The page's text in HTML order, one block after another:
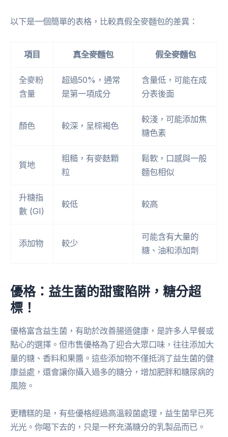
以下是一個簡單的表格，比較真假全麥麵包的差異：
項目 真全麥麵包 假全麥麵包
全麥粉
含量
超過50%，通常
是第一項成分
含量低，可能在成
分表後面
顏色 較深，呈棕褐色
較淺，可能添加焦
糖色素
質地
粗糙，有麥麩顆
粒
鬆軟，口感與一般
麵包相似
升糖指
數 (GI)
較低 較高
添加物 較少
可能含有大量的
糖、油和添加劑
優格：益生菌的甜蜜陷阱，糖分超
標！
優格富含益生菌，有助於改善腸道健康，是許多人早餐或
點心的選擇。但市售優格為了迎合大眾口味，往往添加大
量的糖、香料和果醬。這些添加物不僅抵消了益生菌的健
康益處，還會讓你攝入過多的糖分，增加肥胖和糖尿病的
風險。
更糟糕的是，有些優格經過高溫殺菌處理，益生菌早已死
光光。你喝下去的，只是一杯充滿糖分的乳製品而已。